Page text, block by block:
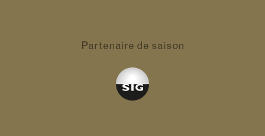
Partenaire de saison